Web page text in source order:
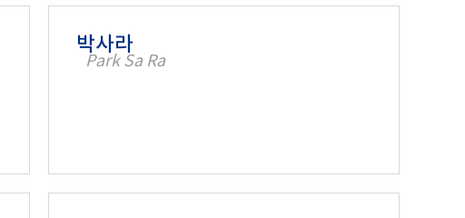
박사라
Park Sa Ra